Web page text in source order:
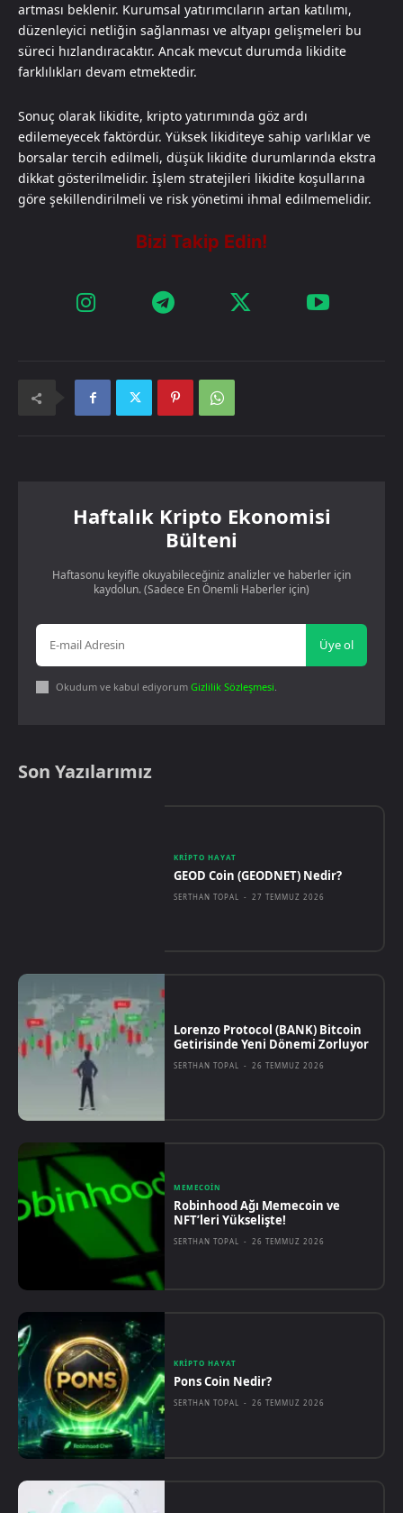
artması beklenir. Kurumsal yatırımcıların artan katılımı,
düzenleyici netliğin sağlanması ve altyapı gelişmeleri bu
süreci hızlandıracaktır. Ancak mevcut durumda likidite
farklılıkları devam etmektedir.
Sonuç olarak likidite, kripto yatırımında göz ardı
edilemeyecek faktördür. Yüksek likiditeye sahip varlıklar ve
borsalar tercih edilmeli, düşük likidite durumlarında ekstra
dikkat gösterilmelidir. İşlem stratejileri likidite koşullarına
göre şekillendirilmeli ve risk yönetimi ihmal edilmemelidir.
Haftalık Kripto Ekonomisi
Bülteni
Haftasonu keyifle okuyabileceğiniz analizler ve haberler için
kaydolun. (Sadece En Önemli Haberler için)
Üye ol
Okudum ve kabul ediyorum Gizlilik Sözleşmesi.
Son Yazılarımız
KRIPTO HAYAT
GEOD Coin (GEODNET) Nedir?
SERTHAN TOPAL - 27 TEMMUZ 2026
Lorenzo Protocol (BANK) Bitcoin
Getirisinde Yeni Dönemi Zorluyor
SERTHAN TOPAL - 26 TEMMUZ 2026
MEMECOIN
Robinhood Ağı Memecoin ve
NFT’leri Yükselişte!
SERTHAN TOPAL - 26 TEMMUZ 2026
KRIPTO HAYAT
Pons Coin Nedir?
SERTHAN TOPAL - 26 TEMMUZ 2026